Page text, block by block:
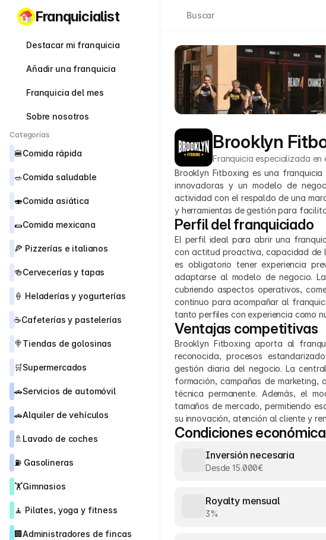
Franquicialist
Destacar mi franquicia
Añadir una franquicia
Franquicia del mes
Sobre nosotros
Categorías
🍔Comida rápida
🥗Comida saludable
🍣Comida asiática
🌯Comida mexicana
🍕 Pizzerías e italianos
🍻Cervecerías y tapas
🍦 Heladerías y yogurterías
☕Cafeterías y pastelerías
🍭Tiendas de golosinas
🛒Supermercados
🚗Servicios de automóvil
🚗Alquiler de vehículos
🚿 Lavado de coches
⛽ Gasolineras
🏋️Gimnasios
🧘 Pilates, yoga y fitness
🏢Administradores de fincas
Buscar
Brooklyn
Franquicia especializada en
Brooklyn Fitboxing es una
innovadoras y un modelo de
actividad con el respaldo de una
y herramientas de gestión para
Perfil del franquiciado
El perfil ideal para abrir una
con actitud proactiva, capacidad de
es obligatorio tener experiencia
adaptarse al modelo de negocio.
cubriendo aspectos operativos,
continuo para acompañar al
tanto perfiles con experiencia como
Ventajas competitivas
Brooklyn Fitboxing aporta al
reconocida, procesos
gestión diaria del negocio. La
formación, campañas de marketing,
técnica permanente. Además, el
tamaños de mercado, permitiendo
su innovación, atención al cliente y
Condiciones
Inversión necesaria
Desde 15.000€
Royalty mensual
3%